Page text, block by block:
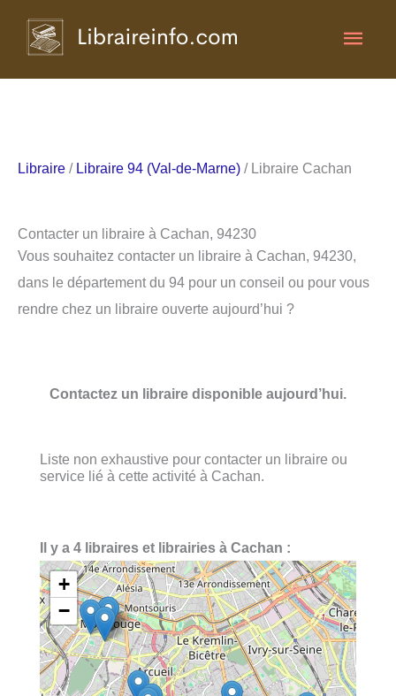
Libraire / Libraire 94 (Val-de-Marne) / Libraire Cachan
Contacter un libraire à Cachan, 94230
Vous souhaitez contacter un libraire à Cachan, 94230,
dans le département du 94 pour un conseil ou pour vous
rendre chez un libraire ouverte aujourd’hui ?
Contactez un libraire disponible aujourd’hui.
Liste non exhaustive pour contacter un libraire ou
service lié à cette activité à Cachan.
Il y a 4 libraires et librairies à Cachan :
+
−